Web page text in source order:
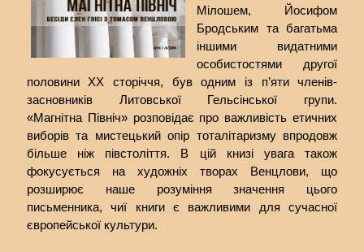
Мілошем, Йосифом
Бродським та багатьма
іншими видатними
особистостями другої
половини ХХ сторіччя, був одним із п’яти членів-
засновників Литовської Гельсінської групи.
«Магнітна Північ» розповідає про важливість етичних
виборів та мистецький опір тоталітаризму впродовж
більше ніж півстоліття. В цій книзі увага також
фокусується на художніх творах Венцлови, що
розширює наше розуміння значення цього
письменника, чиї книги є важливими для сучасної
європейської культури.